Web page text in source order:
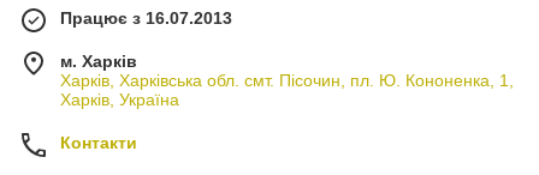
Працює з 16.07.2013
м. Харків
Харків, Харківська обл. смт. Пісочин, пл. Ю. Кононенка, 1,
Харків, Україна
Контакти